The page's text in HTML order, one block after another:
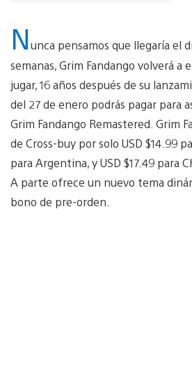
Nunca pensamos que llegaría el
semanas, Grim Fandango volverá a
jugar, 16 años después de su
del 27 de enero podrás pagar para
Grim Fandango Remastered. Grim
de Cross-buy por solo USD $14.99
para Argentina, y USD $17.49 para
A parte ofrece un nuevo tema
bono de pre-orden.